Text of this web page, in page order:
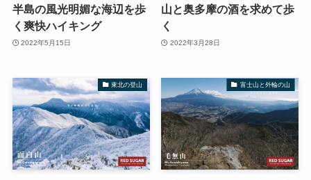
半島の風光明媚な海辺を歩
く爽快ハイキング
2022年5月15日
山と奥多摩の酒を求めて歩
く
2022年3月28日
東北の登山 富士山と外輪の山